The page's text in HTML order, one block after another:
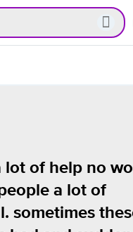
lot of help no
a lot of
sometimes